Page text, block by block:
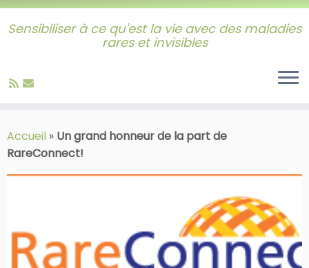
to
content
Sensibiliser à ce qu'est la vie avec des maladies
rares et invisibles
Accueil » Un grand honneur de la part de
RareConnect!